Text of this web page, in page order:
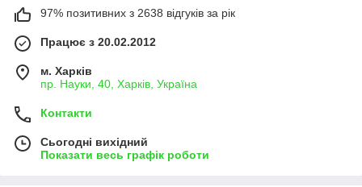
97% позитивних з 2638 відгуків за рік
Працює з 20.02.2012
м. Харків
пр. Науки, 40, Харків, Україна
Контакти
Сьогодні вихідний
Показати весь графік роботи